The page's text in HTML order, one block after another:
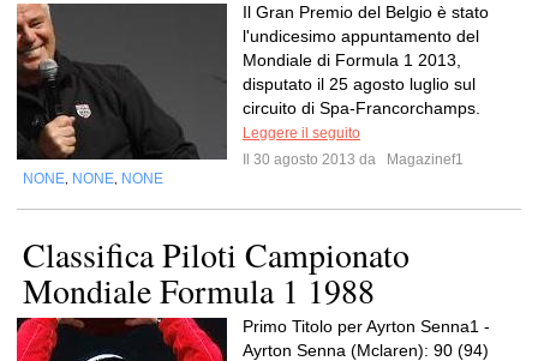
Il Gran Premio del Belgio è stato
l'undicesimo appuntamento del
Mondiale di Formula 1 2013,
disputato il 25 agosto luglio sul
circuito di Spa-Francorchamps.
Leggere il seguito
Il 30 agosto 2013 da
Magazinef1
NONE NONE NONE
Classifica Piloti Campionato
Mondiale Formula 1 1988
Primo Titolo per Ayrton Senna1 -
Ayrton Senna (Mclaren): 90 (94)